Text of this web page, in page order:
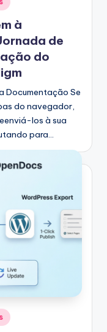
à
de
do
Documentação Se
do navegador,
los à sua
para…